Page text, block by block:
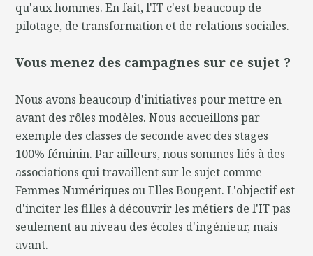
qu'aux hommes. En fait, l'IT c'est beaucoup de
pilotage, de transformation et de relations sociales.
Vous menez des campagnes sur ce sujet ?
Nous avons beaucoup d'initiatives pour mettre en
avant des rôles modèles. Nous accueillons par
exemple des classes de seconde avec des stages
100% féminin. Par ailleurs, nous sommes liés à des
associations qui travaillent sur le sujet comme
Femmes Numériques ou Elles Bougent. L'objectif est
d'inciter les filles à découvrir les métiers de l'IT pas
seulement au niveau des écoles d'ingénieur, mais
avant.